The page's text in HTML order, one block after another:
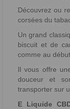
Découvrez ou
corsées du
Un grand
biscuit et de
comme au
Il vous offre
douceur et
transporter sur
E Liquide